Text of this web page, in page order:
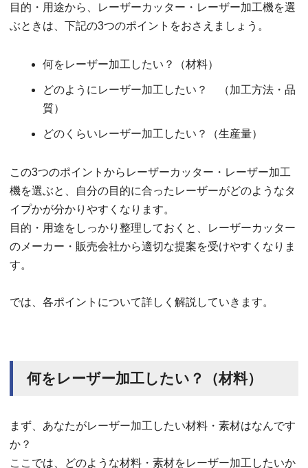
目的・用途から、レーザーカッター・レーザー加工機を選
ぶときは、下記の3つのポイントをおさえましょう。
何をレーザー加工したい？（材料）
どのようにレーザー加工したい？ （加工方法・品
質）
どのくらいレーザー加工したい？（生産量）
この3つのポイントからレーザーカッター・レーザー加工
機を選ぶと、自分の目的に合ったレーザーがどのようなタ
イプかが分かりやすくなります。
目的・用途をしっかり整理しておくと、レーザーカッター
のメーカー・販売会社から適切な提案を受けやすくなりま
す。
では、各ポイントについて詳しく解説していきます。
何をレーザー加工したい？（材料）
まず、あなたがレーザー加工したい材料・素材はなんです
か？
ここでは、どのような材料・素材をレーザー加工したいか